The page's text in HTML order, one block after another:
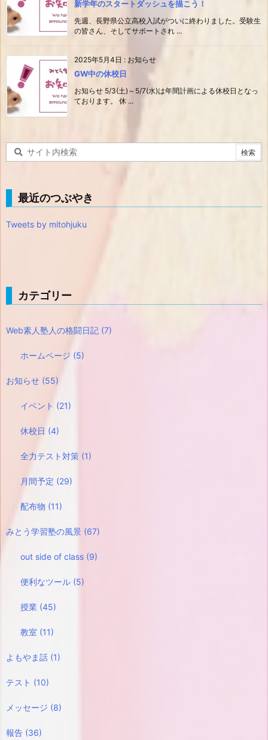
新学年のスタートダッシュを描こう！
先週、長野県公立高校入試がついに終わりました。受験生
の皆さん、そしてサポートされ ...
2025年5月4日 : お知らせ
GW中の休校日
お知らせ 5/3(土)～5/7(水)は年間計画による休校日となっ
ております。 休 ...
最近のつぶやき
Tweets by mitohjuku
カテゴリー
Web素人塾人の格闘日記 (7)
ホームページ (5)
お知らせ (55)
イベント (21)
休校日 (4)
全力テスト対策 (1)
月間予定 (29)
配布物 (11)
みとう学習塾の風景 (67)
out side of class (9)
便利なツール (5)
授業 (45)
教室 (11)
よもやま話 (1)
テスト (10)
メッセージ (8)
報告 (36)